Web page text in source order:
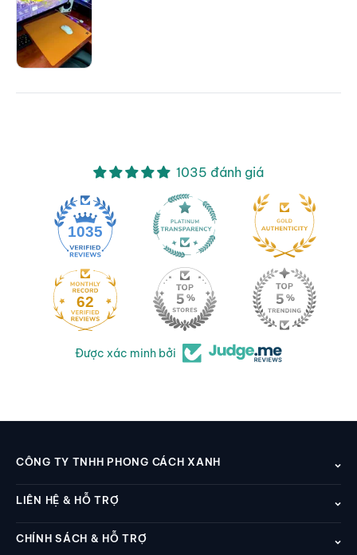
1035 đánh giá
1035
62
Được xác minh bởi
CÔNG TY TNHH PHONG CÁCH XANH
LIÊN HỆ & HỖ TRỢ
CHÍNH SÁCH & HỖ TRỢ